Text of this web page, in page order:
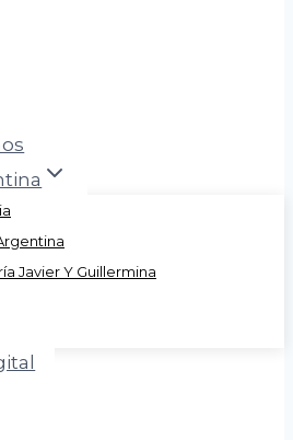
Javier Y Guillermina